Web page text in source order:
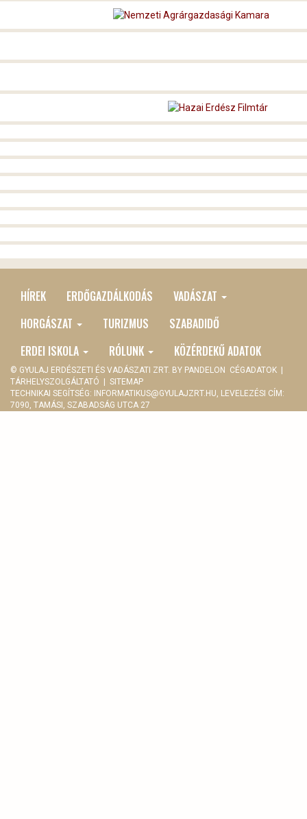
MAIN
MENU
HÍREK ERDŐGAZDÁLKODÁS
VADÁSZAT
HORGÁSZAT
TURIZMUS
SZABADIDŐ
ERDEI ISKOLA
RÓLUNK KÖZÉRDEKŰ ADATOK
© GYULAJ ERDÉSZETI ÉS VADÁSZATI ZRT. BY PANDELON CÉGADATOK |
TÁRHELYSZOLGÁLTATÓ | SITEMAP
TECHNIKAI SEGÍTSÉG: INFORMATIKUS@GYULAJZRT.HU, LEVELEZÉSI CÍM:
7090, TAMÁSI, SZABADSÁG UTCA 27